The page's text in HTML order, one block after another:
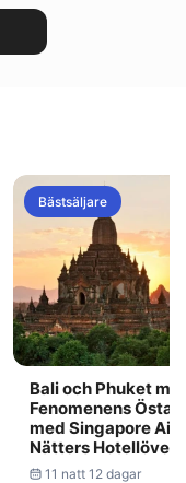
Bästsäljare
Bali och Phuket
Fenomenens
med Singapore
Nätters
11 natt 12 dagar